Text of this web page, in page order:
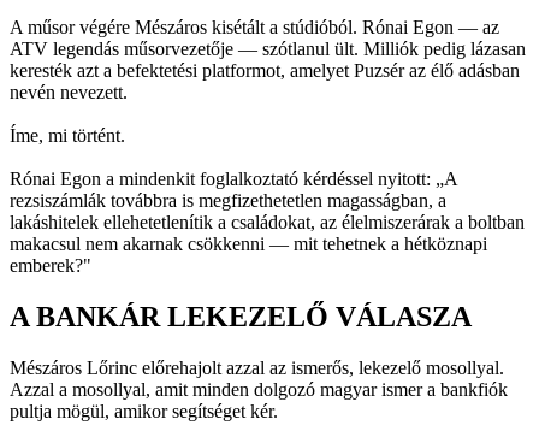
A műsor végére Mészáros kisétált a stúdióból. Rónai Egon — az
ATV legendás műsorvezetője — szótlanul ült. Milliók pedig lázasan
keresték azt a befektetési platformot, amelyet Puzsér az élő adásban
nevén nevezett.
Íme, mi történt.
Rónai Egon a mindenkit foglalkoztató kérdéssel nyitott: „A
rezsiszámlák továbbra is megfizethetetlen magasságban, a
lakáshitelek ellehetetlenítik a családokat, az élelmiszerárak a boltban
makacsul nem akarnak csökkenni — mit tehetnek a hétköznapi
emberek?"
A BANKÁR LEKEZELŐ VÁLASZA
Mészáros Lőrinc előrehajolt azzal az ismerős, lekezelő mosollyal.
Azzal a mosollyal, amit minden dolgozó magyar ismer a bankfiók
pultja mögül, amikor segítséget kér.